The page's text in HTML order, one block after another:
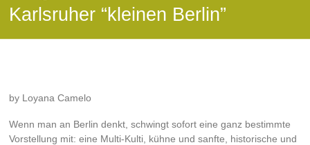
Karlsruher “kleinen Berlin”
by Loyana Camelo
Wenn man an Berlin denkt, schwingt sofort eine ganz bestimmte
Vorstellung mit: eine Multi-Kulti, kühne und sanfte, historische und